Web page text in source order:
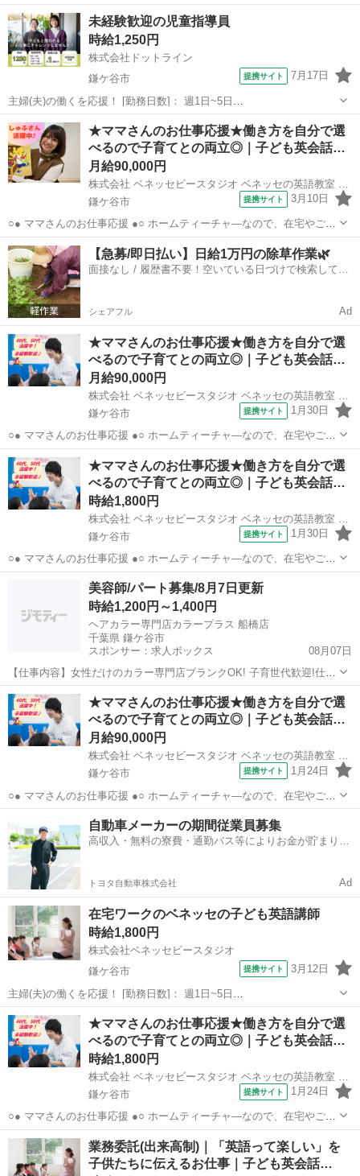
宅近くでの勤務！ ご家庭の都合に応じて、週1日～開校日なども調整
可能です。 ○● 未経験からの「英語の先生」デビューも大歓迎 ●○ ・開
校以降は教室運営...
千葉 鎌ケ谷市 その他
未経験歓迎の児童指導員
時給1,250円
株式会社ドットライン
鎌ケ谷市
提携サイト 7月17日
主婦(夫)の働くを応援！ [勤務日数]： 週1日~5日
10:00~19:00/09:00~17:00/10:00~17:00/11:00~17:00/10:00~18:00 月/
火/水/木/金/土/日 などから選べます ...
千葉 鎌ケ谷市 その他
★ママさんのお仕事応援★働き方を自分で選
べるので子育てとの両立◎｜子ども英会話…
月給90,000円
鎌ケ谷市
提携サイト 3月10日
○● ママさんのお仕事応援 ●○ ホームティーチャ—なので、在宅やご自
宅近くでの勤務！ ご家庭の都合に応じて、週1日～開校日なども調整
可能です。 ○● 未経験からの「英語の先生」デビューも大歓迎 ●○ ・開
校以降は教室運営...
千葉 鎌ケ谷市 その他
【急募/即日払い】日給1万円の除草作業🌿
面接なし / 履歴書不要！空いている日づけで検索して即
シェアフル Ad
★ママさんのお仕事応援★働き方を自分で選
べるので子育てとの両立◎｜子ども英会話…
月給90,000円
鎌ケ谷市
提携サイト 1月30日
○● ママさんのお仕事応援 ●○ ホームティーチャ—なので、在宅やご自
宅近くでの勤務！ ご家庭の都合に応じて、週1日～開校日なども調整
可能です。 ○● 未経験からの「英語の先生」デビューも大歓迎 ●○ ・開
校以降は教室運営...
千葉 鎌ケ谷市 その他
★ママさんのお仕事応援★働き方を自分で選
べるので子育てとの両立◎｜子ども英会話…
時給1,800円
鎌ケ谷市
提携サイト 1月30日
○● ママさんのお仕事応援 ●○ ホームティーチャ—なので、在宅やご自
宅近くでの勤務！ ご家庭の都合に応じて、週1日～開校日なども調整
校以降は教室運営...
鎌ケ谷市 その他
美容師/パート募集/8月7日更新
時給1,200円～1,400円
ヘアカラー専門店カラープラス 船橋店
千葉県 鎌ケ谷市
スポンサー：求人ボックス
08月07日
【仕事内容】女性だけのカラー専門店ブランクOK! 子育世代歓迎!仕事
と家庭の両立を全力応援 <募集職種> 美容師 <仕事内容> <ヘアカラ
ー・シャンプー・接客> 1カウンセリング お客様のお好みとイメージ
にあわせてカウンセリング。...
アルバイト・パート
★ママさんのお仕事応援★働き方を自分で選
べるので子育てとの両立◎｜子ども英会話…
月給90,000円
株式会社 ベネッセビースタジオ ベネッセの英語教室 BE studio
鎌ケ谷市
提携サイト 1月24日
○● ママさんのお仕事応援 ●○ ホームティーチャ—なので、在宅やご自
宅近くでの勤務！ ご家庭の都合に応じて、週1日～開校日なども調整
可能です。 ○● 未経験からの「英語の先生」デビューも大歓迎 ●○ ・開
校以降は教室運営...
鎌ケ谷市 その他
自動車メーカーの期間従業員募集
高収入・無料の寮費・通勤バス等によりお金が貯まりや
トヨタ自動車株式会社 Ad
在宅ワークのベネッセの子ども英語講師
時給1,800円
株式会社ベネッセビースタジオ
鎌ケ谷市
提携サイト 3月12日
主婦(夫)の働くを応援！ [勤務日数]： 週1日~5日
14:00~16:00/15:00~18:00/14:00~18:00 月/火/水/木/金/土/日 などから選
べます [勤務地・最寄駅]： 千葉県鎌ケ谷市 株式会社...
千葉 鎌ケ谷市 その他
★ママさんのお仕事応援★働き方を自分で選
べるので子育てとの両立◎｜子ども英会話…
時給1,800円
鎌ケ谷市
提携サイト 1月24日
○● ママさんのお仕事応援 ●○ ホームティーチャ—なので、在宅やご自
宅近くでの勤務！ ご家庭の都合に応じて、週1日～開校日なども調整
可能です。 ○● 未経験からの「英語の先生」デビューも大歓迎 ●○ ・開
校以降は教室運営...
千葉 鎌ケ谷市 その他
業務委託(出来高制)｜「英語って楽しい」を
子供たちに伝えるお仕事｜子ども英会話…